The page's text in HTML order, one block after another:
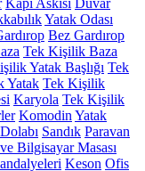
Kapı Askısı Duvar
Yatak Odası
Bez Gardırop
Tek Kişilik Baza
Yatak Başlığı Tek
Yatak Tek Kişilik
Karyola Tek Kişilik
Komodin Yatak
Sandık Paravan
Bilgisayar Masası
Keson Ofis